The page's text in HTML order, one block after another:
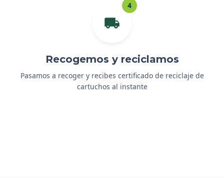
4
Recogemos y reciclamos
Pasamos a recoger y recibes certificado de reciclaje de
cartuchos al instante